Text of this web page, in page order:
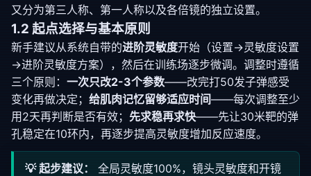
又分为第三人称、第一人称以及各倍镜的独立设置。
1.2 起点选择与基本原则
新手建议从系统自带的进阶灵敏度开始（设置→灵敏度设置
→进阶灵敏度方案），然后在训练场逐步微调。调整时遵循
三个原则： 一次只改2-3个参数——改完打50发子弹感受
变化再做决定； 给肌肉记忆留够适应时间——每次调整至少
用2天再判断是否有效； 先求稳再求快——先让30米靶的弹
孔稳定在10环内，再逐步提高灵敏度增加反应速度。
💡 起步建议：
全局灵敏度100%，镜头灵敏度和开镜